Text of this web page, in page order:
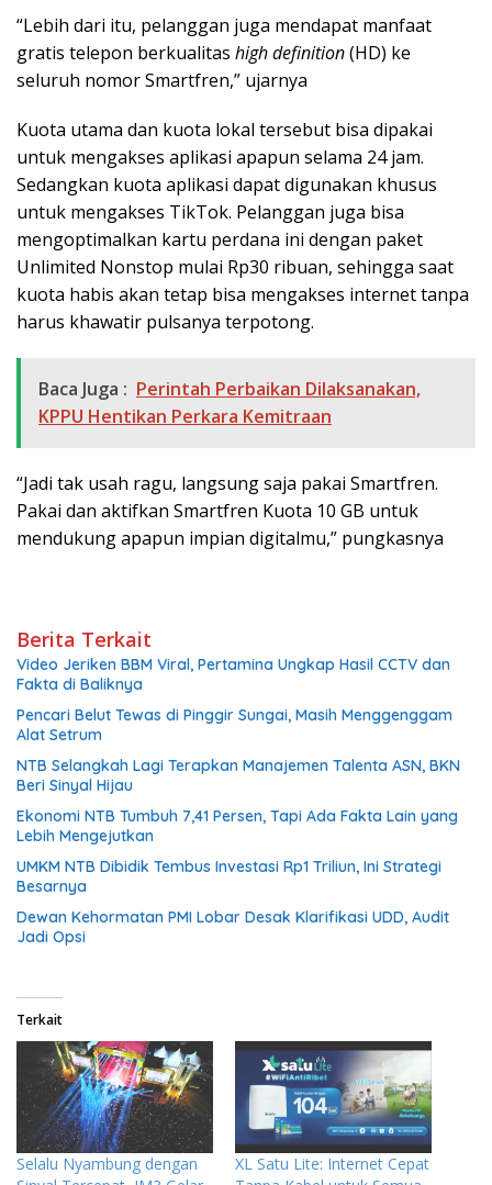
“Lebih dari itu, pelanggan juga mendapat manfaat
gratis telepon berkualitas high definition(HD) ke
seluruh nomor Smartfren,” ujarnya
Kuota utama dan kuota lokal tersebut bisa dipakai
untuk mengakses aplikasi apapun selama 24 jam.
Sedangkan kuota aplikasi dapat digunakan khusus
untuk mengakses TikTok. Pelanggan juga bisa
mengoptimalkan kartu perdana ini dengan paket
Unlimited Nonstop mulai Rp30 ribuan, sehingga saat
kuota habis akan tetap bisa mengakses internet tanpa
harus khawatir pulsanya terpotong.
Baca Juga : Perintah Perbaikan Dilaksanakan,
KPPU Hentikan Perkara Kemitraan
“Jadi tak usah ragu, langsung saja pakai Smartfren.
Pakai dan aktifkan Smartfren Kuota 10 GB untuk
mendukung apapun impian digitalmu,” pungkasnya
Berita Terkait
Video Jeriken BBM Viral, Pertamina Ungkap Hasil CCTV dan
Fakta di Baliknya
Pencari Belut Tewas di Pinggir Sungai, Masih Menggenggam
Alat Setrum
NTB Selangkah Lagi Terapkan Manajemen Talenta ASN, BKN
Beri Sinyal Hijau
Ekonomi NTB Tumbuh 7,41 Persen, Tapi Ada Fakta Lain yang
Lebih Mengejutkan
UMKM NTB Dibidik Tembus Investasi Rp1 Triliun, Ini Strategi
Besarnya
Dewan Kehormatan PMI Lobar Desak Klarifikasi UDD, Audit
Jadi Opsi
Terkait
Selalu Nyambung dengan
XL Satu Lite: Internet Cepat